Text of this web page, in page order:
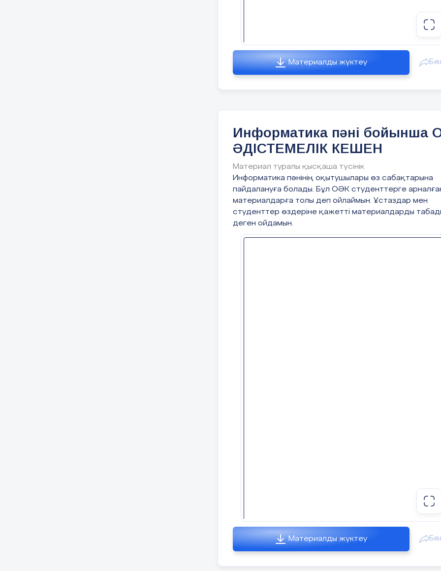
Материалды жүктеу
Информатика пәні бойынша
ӘДІСТЕМЕЛІК КЕШЕН
Материал туралы қысқаша түсінік
Информатика пәнінің оқытушылары өз сабақтарына
пайдалануға болады. Бұл ОӘК студенттерге
материалдарға толы деп ойлаймын. Ұстаздар мен
студенттер өздеріне қажетті материалдарды
деген ойдамын.
Материалды жүктеу